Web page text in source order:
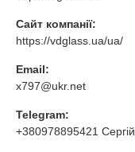
Сайт компанії:
https://vdglass.ua/ua/
Email:
x797@ukr.net
Telegram:
+380978895421 Сергій